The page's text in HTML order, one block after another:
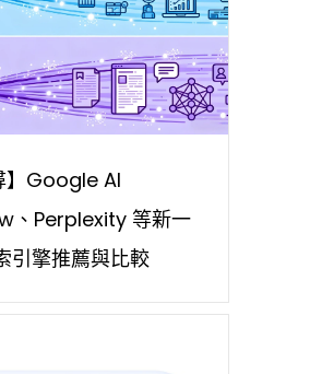
】Google AI
、Perplexity 等新一
引擎推薦與比較